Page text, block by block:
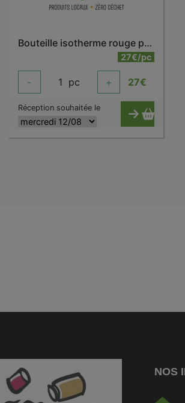
Bouteille isotherme rouge piment 500 ml
27€/pc
- 1 pc + 27€
Réception souhaitée le
NOS